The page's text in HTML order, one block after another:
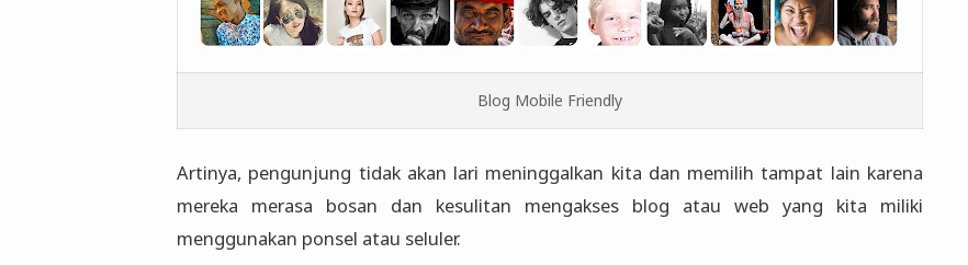
Blog Mobile Friendly
Artinya, pengunjung tidak akan lari meninggalkan kita dan memilih tampat lain karena
mereka merasa bosan dan kesulitan mengakses blog atau web yang kita miliki
menggunakan ponsel atau seluler.